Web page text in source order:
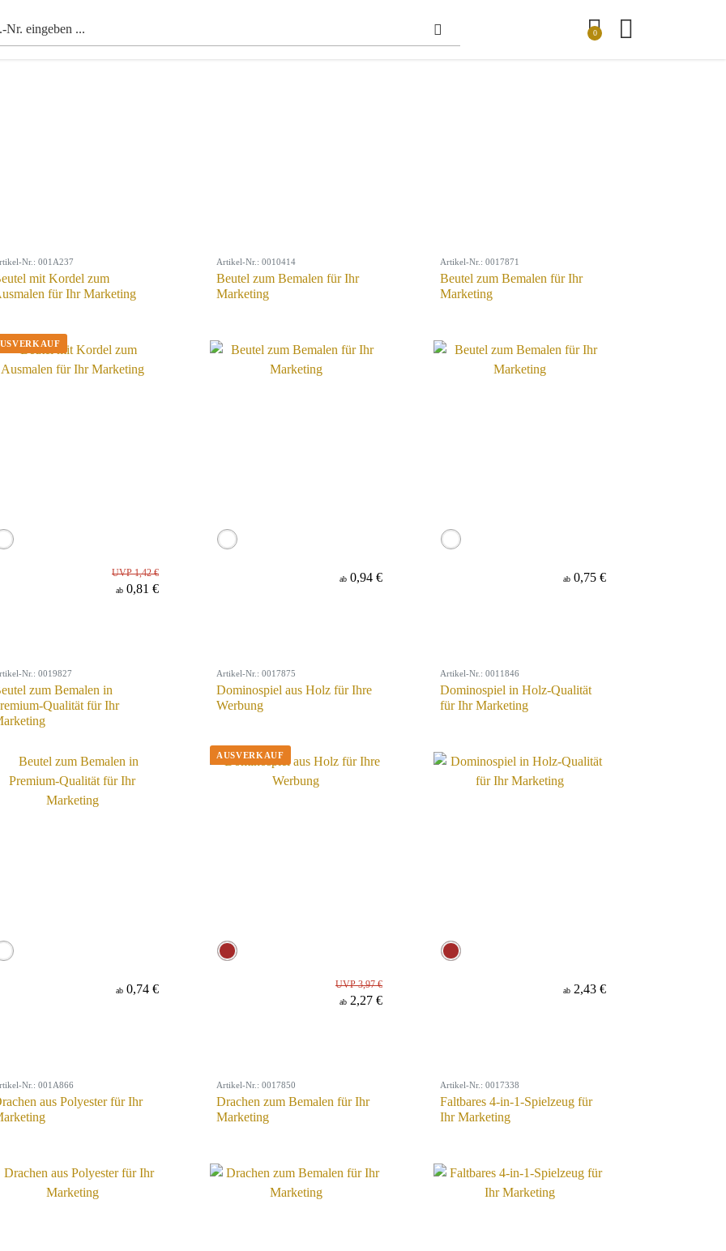
0
Nr.: 001A237
mit Kordel zum
für Ihr Marketing
UVP 1,42 €
ab 0,81 €
Artikel-Nr.: 0010414
Beutel zum Bemalen für Ihr
Marketing
ab 0,94 €
Artikel-Nr.: 0017871
Beutel zum Bemalen für Ihr
Marketing
ab 0,75 €
Nr.: 0019827
zum Bemalen in
Qualität für Ihr
ab 0,74 €
Artikel-Nr.: 0017875
Dominospiel aus Holz für Ihre
Werbung
UVP 3,97 €
ab 2,27 €
Artikel-Nr.: 0011846
Dominospiel in Holz-Qualität
für Ihr Marketing
ab 2,43 €
Nr.: 001A866
aus Polyester für Ihr
Artikel-Nr.: 0017850
Drachen zum Bemalen für Ihr
Marketing
Artikel-Nr.: 0017338
Faltbares 4-in-1-Spielzeug für
Ihr Marketing